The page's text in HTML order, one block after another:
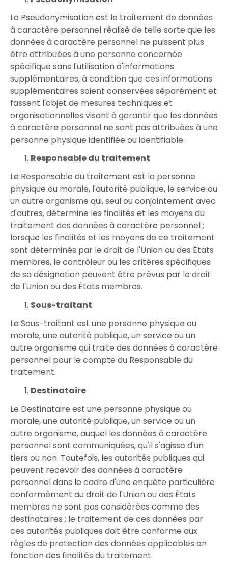
La Pseudonymisation est le traitement de données
à caractère personnel réalisé de telle sorte que les
données à caractère personnel ne puissent plus
être attribuées à une personne concernée
spécifique sans l'utilisation d'informations
supplémentaires, à condition que ces informations
supplémentaires soient conservées séparément et
fassent l'objet de mesures techniques et
organisationnelles visant à garantir que les données
à caractère personnel ne sont pas attribuées à une
personne physique identifiée ou identifiable.
Responsable du traitement
Le Responsable du traitement est la personne
physique ou morale, l'autorité publique, le service ou
un autre organisme qui, seul ou conjointement avec
d'autres, détermine les finalités et les moyens du
traitement des données à caractère personnel ;
lorsque les finalités et les moyens de ce traitement
sont déterminés par le droit de l'Union ou des États
membres, le contrôleur ou les critères spécifiques
de sa désignation peuvent être prévus par le droit
de l'Union ou des États membres.
Sous-traitant
Le Sous-traitant est une personne physique ou
morale, une autorité publique, un service ou un
autre organisme qui traite des données à caractère
personnel pour le compte du Responsable du
traitement.
Destinataire
Le Destinataire est une personne physique ou
morale, une autorité publique, un service ou un
autre organisme, auquel les données à caractère
personnel sont communiquées, qu'il s'agisse d'un
tiers ou non. Toutefois, les autorités publiques qui
peuvent recevoir des données à caractère
personnel dans le cadre d'une enquête particulière
conformément au droit de l'Union ou des États
membres ne sont pas considérées comme des
destinataires ; le traitement de ces données par
ces autorités publiques doit être conforme aux
règles de protection des données applicables en
fonction des finalités du traitement.